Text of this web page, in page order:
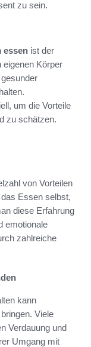
zu sein.
essen ist der
eigenen Körper
um die Vorteile
zu schätzen.
von Vorteilen
Essen selbst,
diese Erfahrung
emotionale
zahlreiche
kann
Viele
Verdauung und
Umgang mit